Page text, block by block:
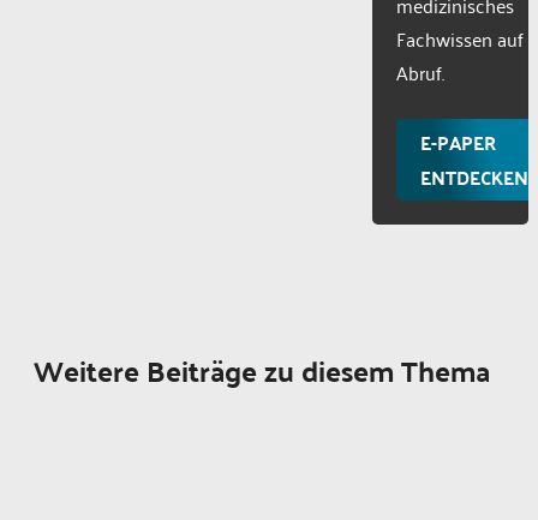
Fachwissen auf
Abruf.
E-PAPER
ENTDECKEN
Weitere Beiträge zu diesem Thema